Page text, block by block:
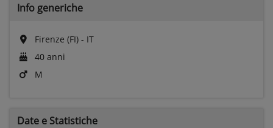
Info generiche
Firenze (FI) - IT
40 anni
M
Date e Statistiche